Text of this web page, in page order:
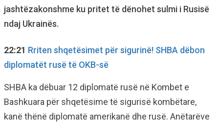
jashtëzakonshme ku pritet të dënohet sulmi i Rusisë
ndaj Ukrainës.
22:21 Rriten shqetësimet për sigurinë! SHBA dëbon
diplomatët rusë të OKB-së
SHBA ka dëbuar 12 diplomatë rusë në Kombet e
Bashkuara për shqetësime të sigurisë kombëtare,
kanë thënë diplomatë amerikanë dhe rusë. Anëtarëve